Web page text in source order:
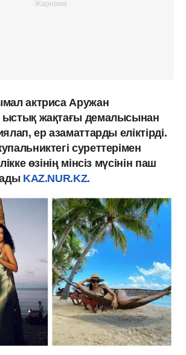
актриса Аружан
жақтағы демалысынан
ер азаматтарды еліктірді.
суреттерімен
өзінің мінсіз мүсінін паш
KAZ.NUR.KZ.